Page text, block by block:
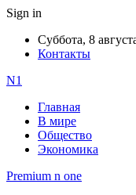
Sign in
Суббота, 8
Контакты
N1
Главная
В мире
Общество
Экономика
Premium n one